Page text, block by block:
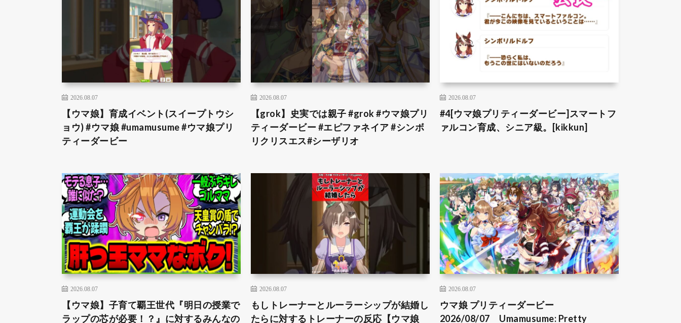
2026.08.07
【ウマ娘】育成イベント(スイープトウシ
ョウ) #ウマ娘 #umamusume #ウマ娘プリ
ティーダービー
2026.08.07
【grok】史実では親子 #grok #ウマ娘プリ
ティーダービー #エピファネイア #シンボ
リクリスエス#シーザリオ
2026.08.07
#4[ウマ娘プリティーダービー]スマートフ
ァルコン育成、シニア級。[kikkun]
2026.08.07
【ウマ娘】子育て覇王世代『明日の授業で
ラップの芯が必要！？』に対するみんなの
2026.08.07
もしトレーナーとルーラーシップが結婚し
たらに対するトレーナーの反応【ウマ娘
2026.08.07
ウマ娘 プリティーダービー
2026/08/07 Umamusume: Pretty